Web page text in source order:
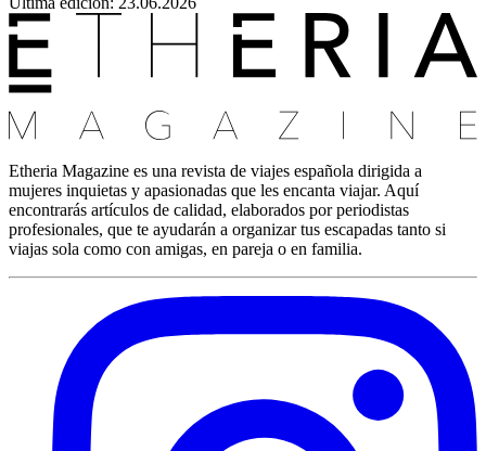
Etheria Magazine es una revista de viajes española dirigida a
mujeres inquietas y apasionadas que les encanta viajar. Aquí
encontrarás artículos de calidad, elaborados por periodistas
profesionales, que te ayudarán a organizar tus escapadas tanto si
viajas sola como con amigas, en pareja o en familia.